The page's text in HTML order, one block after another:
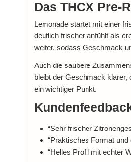
Das THCX Pre-
Lemonade startet mit einer
deutlich frischer anfühlt als
weiter, sodass Geschmack
Auch die saubere
bleibt der Geschmack klarer,
ein wichtiger Punkt.
“Sehr frischer
“Praktisches Format
“Helles Profil mit echter